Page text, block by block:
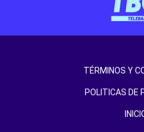
TÉRMINOS Y
POLITICAS DE